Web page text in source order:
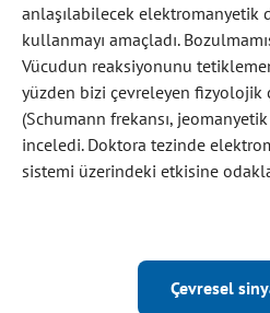
anlaşılabilecek elektromanyetik
kullanmayı amaçladı.
Vücudun reaksiyonunu
yüzden bizi çevreleyen fizyolojik
(Schumann frekansı,
inceledi. Doktora tezinde
sistemi üzerindeki etkisine
Çevresel